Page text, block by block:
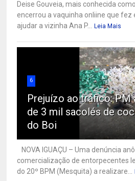
Deise Gouveia, mais conhecida
encerrou a vaquinha onliine que fez
ajudar a vizinha Ana P...
Leia Mais
6
Prejuízo ao tráfico: PM
de 3 mil sacolés de
do Boi
NOVA IGUAÇU – Uma denúncia
comercialização de entorpecentes
do 20º BPM (Mesquita) a realizare...